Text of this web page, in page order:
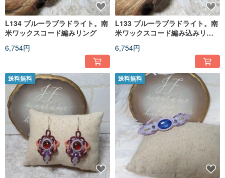
L134 ブルーラブラドライト。南
米ワックスコード編みリング
6,754円
L133 ブルーラブラドライト。南
米ワックスコード編み込みリン
6,754円
送料無料 送料無料